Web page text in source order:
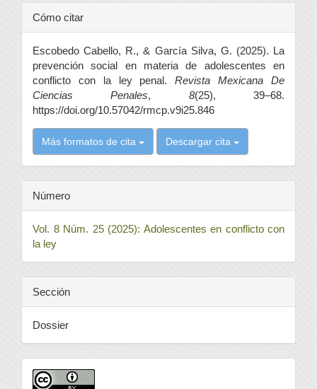
Detalles
del
artículo
Cómo citar
Escobedo Cabello, R., & García Silva, G. (2025). La
prevención social en materia de adolescentes en
conflicto con la ley penal.Revista Mexicana De
Ciencias Penales, 8(25), 39–68.
https://doi.org/10.57042/rmcp.v9i25.846
Más formatos de cita Descargar cita
Número
Vol. 8 Núm. 25 (2025): Adolescentes en conflicto con
la ley
Sección
Dossier